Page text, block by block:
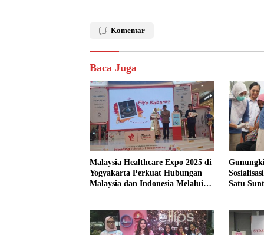
Komentar
Baca Juga
Malaysia Healthcare Expo 2025 di
Yogyakarta Perkuat Hubungan
Malaysia dan Indonesia Melalui
Satu